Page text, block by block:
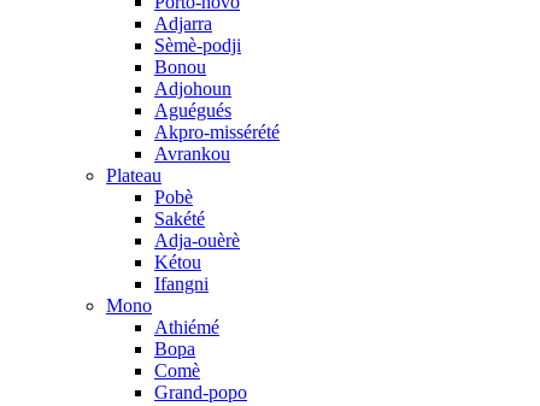
Adjarra
Sèmè-podji
Bonou
Adjohoun
Aguégués
Akpro-missérété
Avrankou
Plateau
Pobè
Sakété
Adja-ouèrè
Kétou
Ifangni
Mono
Athiémé
Bopa
Comè
Grand-popo